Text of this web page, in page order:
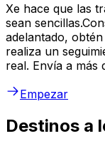
Xe hace que las
sean
adelantado,
realiza un
real. Envía a más
Empezar
Destinos a